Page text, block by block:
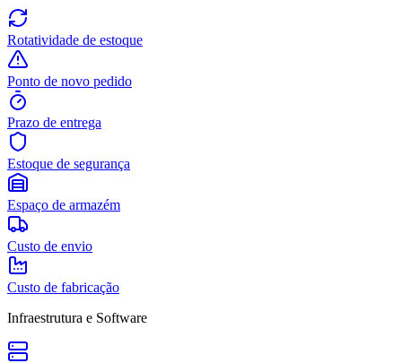
Rotatividade de estoque
Ponto de novo pedido
Prazo de entrega
Estoque de segurança
Espaço de armazém
Custo de envio
Custo de fabricação
Infraestrutura e Software